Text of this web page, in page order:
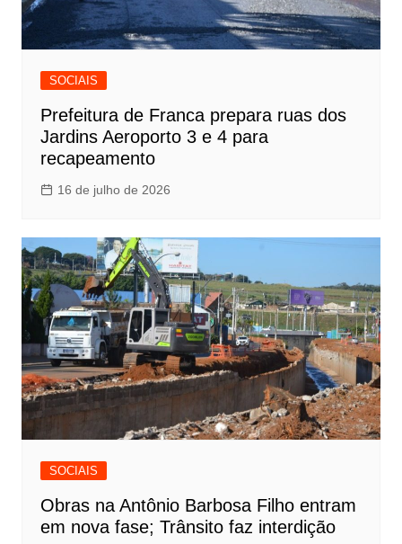
SOCIAIS
Prefeitura de Franca prepara ruas dos
Jardins Aeroporto 3 e 4 para
recapeamento
16 de julho de 2026
SOCIAIS
Obras na Antônio Barbosa Filho entram
em nova fase; Trânsito faz interdição